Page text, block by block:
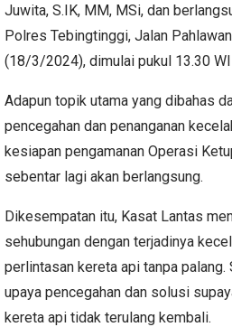
Juwita, S.IK, MM, MSi, dan
Polres Tebingtinggi, Jalan
(18/3/2024), dimulai pukul 13.30
Adapun topik utama yang dibahas
pencegahan dan penanganan
kesiapan pengamanan Operasi
sebentar lagi akan berlangsung.
Dikesempatan itu, Kasat Lantas
sehubungan dengan terjadinya
perlintasan kereta api tanpa palang.
upaya pencegahan dan solusi
kereta api tidak terulang kembali.